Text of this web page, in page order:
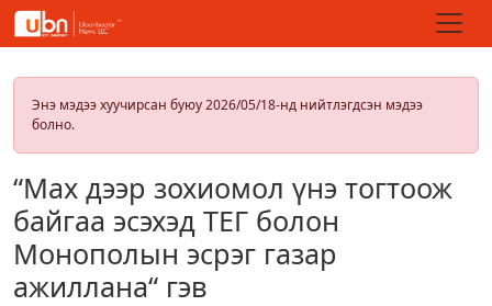
Энэ мэдээ хуучирсан буюу 2026/05/18-нд нийтлэгдсэн мэдээ
болно.
“Мах дээр зохиомол үнэ тогтоож
байгаа эсэхэд ТЕГ болон
Монополын эсрэг газар
ажиллана“ гэв